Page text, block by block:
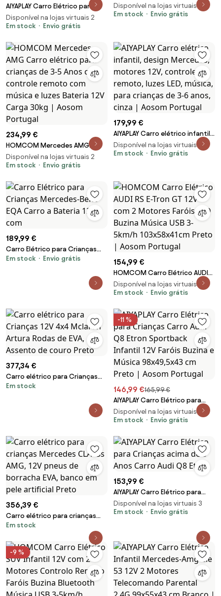
AIYAPLAY Carro Elétrico para
Crianças Carro Mercedes AMG
CLA 45 com Bateria 12V Faróis
cm Preto | Aosom Portugal
Disponível na lojas virtuais 2
Em stock
Envio grátis
Mercedes-Amg Cle 53 12V 2
Motores Telecomando Parental
Disponível na lojas virtuais 2
Em stock
Envio grátis
234,99 €
HOMCOM Mercedes AMG
Carro elétrico para crianças de
3-5 Anos com controle remoto
Carga 30kg | Aosom Portugal
Disponível na lojas virtuais 2
Em stock
Envio grátis
179,99 €
AIYAPLAY Carro elétrico infantil,
design Mercedes, motores 12V,
controle remoto, luzes LED,
Disponível na lojas virtuais 2
Em stock
Envio grátis
189,99 €
Carro Elétrico para Crianças
Mercedes-Benz EQA Carro a
Em stock Envio grátis 154,99 €
HOMCOM Carro Elétrico AUDI
RS E-Tron GT 12V com 2
Motores Faróis LED Buzina
103x58x41cm Preto | Aosom
Portugal
Disponível na lojas virtuais 2
Em stock
Envio grátis
377,34 €
Carro elétrico para Crianças
12V 4x4 Mclaren Artura Rodas
Em stock
-11 %
146,99 €165,99 €
AIYAPLAY Carro Elétrico para
Crianças Carro Audi Q8 Etron
Sportback Infantil 12V Faróis
Preto | Aosom Portugal
Disponível na lojas virtuais 3
Em stock
Envio grátis
356,39 €
Carro elétrico para crianças
Mercedes CLA45s AMG, 12V
pneus de borracha EVA, banco
em pele artificial Preto
Em stock
153,99 €
AIYAPLAY Carro Elétrico para
Crianças acima de 3 Anos
Carro Audi Q8 Et
Disponível na lojas virtuais 3
Em stock
Envio grátis
-9 %